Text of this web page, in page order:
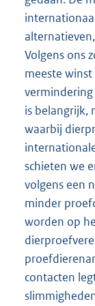
Volgens ons
meeste
is belangrijk,
waarbij
schieten we
volgens een
minder
worden op
contacten